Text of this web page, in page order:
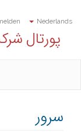
Nederlands
پورتال
سرور